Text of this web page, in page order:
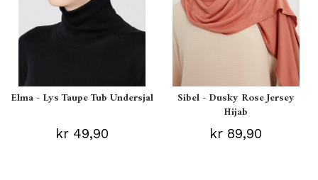
Elma - Lys Taupe Tub Undersjal
kr 49,90
Sibel - Dusky Rose Jersey
Hijab
kr 89,90